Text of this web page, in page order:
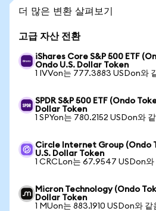
더 많은 변환 살펴보기
고급 자산 전환
iShares Core S&P 500 ETF
Ondo U.S. Dollar Token
1 IVVon는 777.3883 USDon와
SPDR S&P 500 ETF (Ondo
Dollar Token
1 SPYon는 780.2152 USDon와
Circle Internet Group (Ondo
U.S. Dollar Token
1 CRCLon는 67.9547 USDon와
Micron Technology (Ondo
Dollar Token
1 MUon는 883.1910 USDon와 같